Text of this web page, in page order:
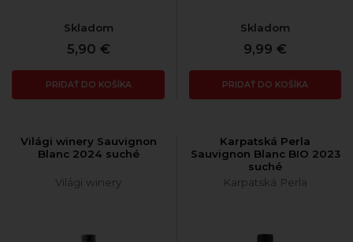
Skladom
5,90 €
PRIDAŤ DO KOŠÍKA
Skladom
9,99 €
PRIDAŤ DO KOŠÍKA
Világi winery Sauvignon
Blanc 2024 suché
Világi winery
Karpatská Perla
Sauvignon Blanc BIO 2023
suché
Karpatská Perla